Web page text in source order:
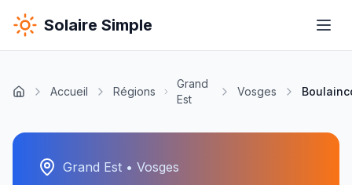
Solaire Simple
Accueil Régions
Grand
Est
Vosges
Grand Est • Vosges